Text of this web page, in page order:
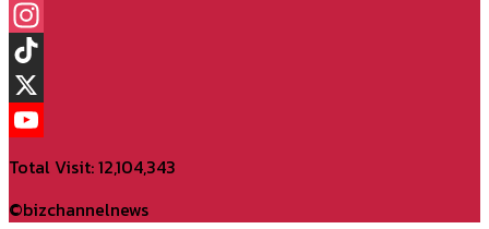
Facebook
Instagram
TikTok
X
Total Visit: 12,104,343
©bizchannelnews